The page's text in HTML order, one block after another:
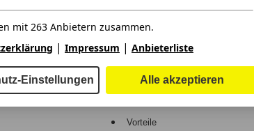
Anmelden
Vorteile
mit 263 Anbietern zusammen.
| Impressum | Anbieterliste
Einstellungen Alle akzeptieren